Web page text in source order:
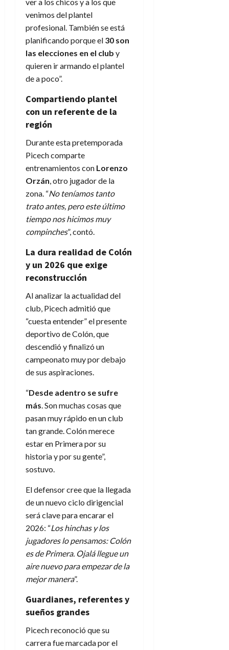
venimos del plantel
profesional. También se está
planificando porque el 30 son
las elecciones en el club y
quieren ir armando el plantel
de a poco”.
Compartiendo plantel
con un referente de la
región
Durante esta pretemporada
Picech comparte
entrenamientos con Lorenzo
Orzán, otro jugador de la
zona. “No teníamos tanto
trato antes, pero este último
tiempo nos hicimos muy
compinches”, contó.
La dura realidad de Colón
y un 2026 que exige
reconstrucción
Al analizar la actualidad del
club, Picech admitió que
“cuesta entender” el presente
deportivo de Colón, que
descendió y finalizó un
campeonato muy por debajo
de sus aspiraciones.
“Desde adentro se sufre
más. Son muchas cosas que
pasan muy rápido en un club
tan grande. Colón merece
estar en Primera por su
historia y por su gente”,
sostuvo.
El defensor cree que la llegada
de un nuevo ciclo dirigencial
será clave para encarar el
2026: “Los hinchas y los
jugadores lo pensamos: Colón
es de Primera. Ojalá llegue un
aire nuevo para empezar de la
mejor manera”.
Guardianes, referentes y
sueños grandes
Picech reconoció que su
carrera fue marcada por el